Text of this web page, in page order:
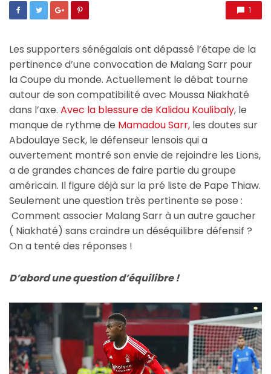
1
Les supporters sénégalais ont dépassé l’étape de la
pertinence d’une convocation de Malang Sarr pour
la Coupe du monde. Actuellement le débat tourne
autour de son compatibilité avec Moussa Niakhaté
dans l’axe. Avec la blessure de Kalidou Koulibaly, le
manque de rythme de Mamadou Sarr, les doutes sur
Abdoulaye Seck, le défenseur lensois qui a
ouvertement montré son envie de rejoindre les Lions,
a de grandes chances de faire partie du groupe
américain. Il figure déjà sur la pré liste de Pape Thiaw.
Seulement une question très pertinente se pose :
Comment associer Malang Sarr à un autre gaucher
( Niakhaté) sans craindre un déséquilibre défensif ?
On a tenté des réponses !
D’abord une question d’équilibre !